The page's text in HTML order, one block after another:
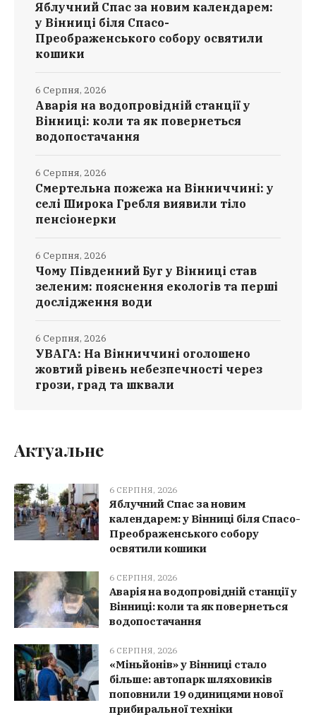
Яблучний Спас за новим календарем:
у Вінниці біля Спасо-
Преображенського собору освятили
кошики
Аварія на водопровідній станції у
Вінниці: коли та як повернеться
водопостачання
6 Серпня, 2026
Смертельна пожежа на Вінниччині: у
селі Широка Гребля виявили тіло
пенсіонерки
6 Серпня, 2026
Чому Південний Буг у Вінниці став
зеленим: пояснення екологів та перші
дослідження води
6 Серпня, 2026
УВАГА: На Вінниччині оголошено
жовтий рівень небезпечності через
грози, град та шквали
6 Серпня, 2026
Актуальне
6 СЕРПНЯ, 2026
Яблучний Спас за новим
календарем: у Вінниці біля Спасо-
Преображенського собору
освятили кошики
6 СЕРПНЯ, 2026
Аварія на водопровідній станції у
Вінниці: коли та як повернеться
водопостачання
6 СЕРПНЯ, 2026
«Міньйонів» у Вінниці стало
більше: автопарк шляховиків
поповнили 19 одиницями нової
прибиральної техніки